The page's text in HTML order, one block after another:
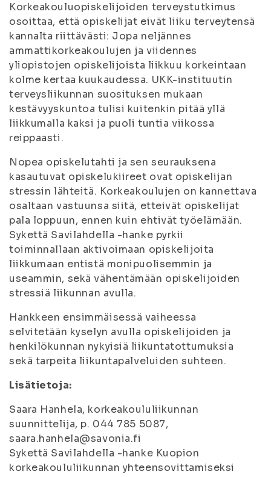
Korkeakouluopiskelijoiden terveystutkimus
osoittaa, että opiskelijat eivät liiku terveytensä
kannalta riittävästi: Jopa neljännes
ammattikorkeakoulujen ja viidennes
yliopistojen opiskelijoista liikkuu korkeintaan
kolme kertaa kuukaudessa. UKK-instituutin
terveysliikunnan suosituksen mukaan
kestävyyskuntoa tulisi kuitenkin pitää yllä
liikkumalla kaksi ja puoli tuntia viikossa
reippaasti.
Nopea opiskelutahti ja sen seurauksena
kasautuvat opiskelukiireet ovat opiskelijan
stressin lähteitä. Korkeakoulujen on kannettava
osaltaan vastuunsa siitä, etteivät opiskelijat
pala loppuun, ennen kuin ehtivät työelämään.
Sykettä Savilahdella -hanke pyrkii
toiminnallaan aktivoimaan opiskelijoita
liikkumaan entistä monipuolisemmin ja
useammin, sekä vähentämään opiskelijoiden
stressiä liikunnan avulla.
Hankkeen ensimmäisessä vaiheessa
selvitetään kyselyn avulla opiskelijoiden ja
henkilökunnan nykyisiä liikuntatottumuksia
sekä tarpeita liikuntapalveluiden suhteen.
Lisätietoja:
Saara Hanhela, korkeakoululiikunnan
suunnittelija, p. 044 785 5087,
saara.hanhela@savonia.fi
Sykettä Savilahdella -hanke Kuopion
korkeakoululiikunnan yhteensovittamiseksi